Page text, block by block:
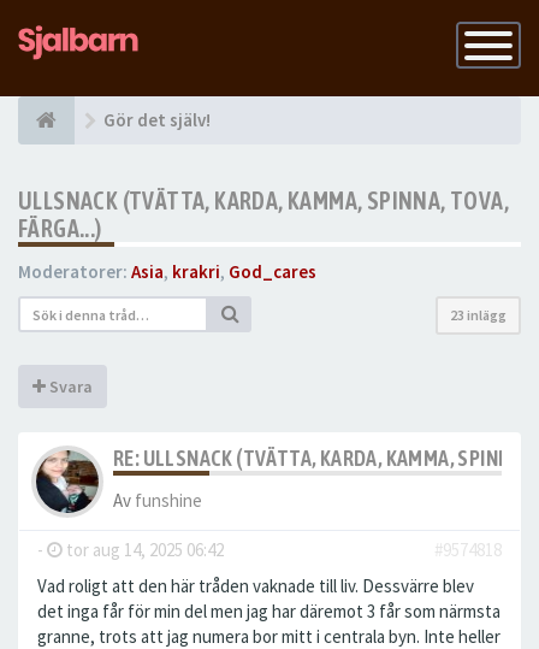
Slå
på
Gör det själv!
ULLSNACK (TVÄTTA, KARDA, KAMMA, SPINNA, TOVA,
FÄRGA...)
Moderatorer: Asia, krakri, God_cares
23 inlägg
Svara
RE: ULLSNACK (TVÄTTA, KARDA, KAMMA, SPINNA,
Av funshine
- tor aug 14, 2025 06:42
#9574818
Vad roligt att den här tråden vaknade till liv. Dessvärre blev
det inga får för min del men jag har däremot 3 får som närmsta
granne, trots att jag numera bor mitt i centrala byn. Inte heller